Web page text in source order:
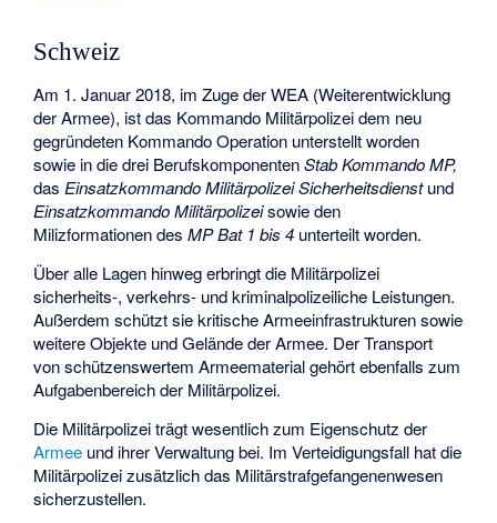
Schweiz
Am 1. Januar 2018, im Zuge der WEA (Weiterentwicklung
der Armee), ist das Kommando Militärpolizei dem neu
gegründeten Kommando Operation unterstellt worden
sowie in die drei BerufskomponentenStab Kommando MP,
dasEinsatzkommando Militärpolizei Sicherheitsdienstund
Einsatzkommando Militärpolizeisowie den
Milizformationen desMP Bat 1 bis 4 unterteilt worden.
Über alle Lagen hinweg erbringt die Militärpolizei
sicherheits-, verkehrs- und kriminalpolizeiliche Leistungen.
Außerdem schützt sie kritische Armeeinfrastrukturen sowie
weitere Objekte und Gelände der Armee. Der Transport
von schützenswertem Armeematerial gehört ebenfalls zum
Aufgabenbereich der Militärpolizei.
Die Militärpolizei trägt wesentlich zum Eigenschutz der
Armee und ihrer Verwaltung bei. Im Verteidigungsfall hat die
Militärpolizei zusätzlich das Militärstrafgefangenenwesen
sicherzustellen.